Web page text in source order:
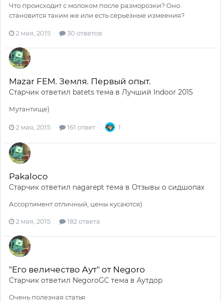
Что происходит с молоком после разморозки? Оно
становится таким же или есть серьезные измеения?
2 мая, 2015 30 ответов
Mazar FEM. Земля. Первый опыт.
Старчик ответил batets тема в Лучший Indoor 2015
Мутантище)
2 мая, 2015 161 ответ 1
Pakaloco
Старчик ответил nagarept тема в Отзывы о сидшопах
Ассортимент отличный, цены кусаются)
2 мая, 2015 182 ответа
"Его величество Аут" от Negoro
Старчик ответил NegoroGC тема в Аутдор
Очень полезная статья